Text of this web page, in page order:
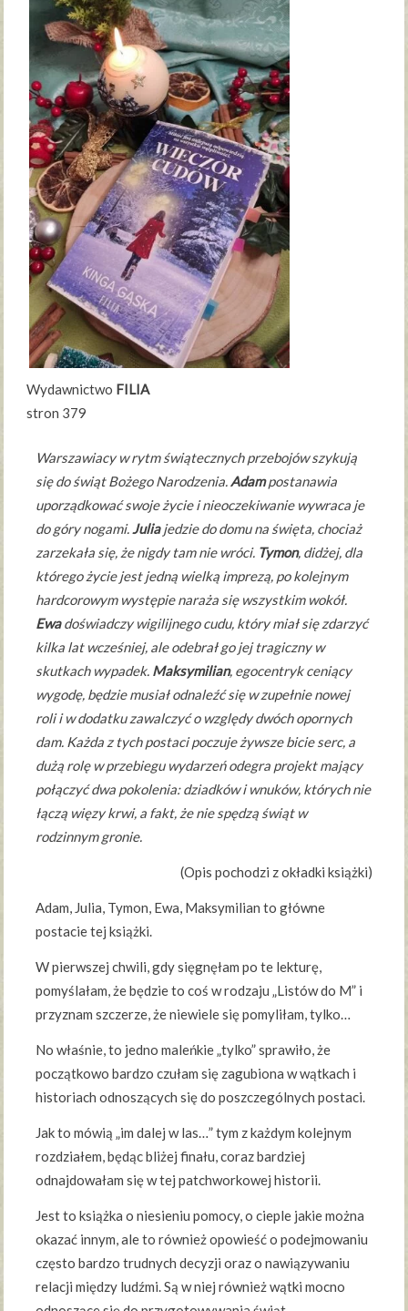
Wydawnictwo FILIA
stron 379
Warszawiacy w rytm świątecznych przebojów szykują
się do świąt Bożego Narodzenia. Adampostanawia
uporządkować swoje życie i nieoczekiwanie wywraca je
do góry nogami. Juliajedzie do domu na święta, chociaż
zarzekała się, że nigdy tam nie wróci. Tymon, didżej, dla
którego życie jest jedną wielką imprezą, po kolejnym
hardcorowym występie naraża się wszystkim wokół.
Ewadoświadczy wigilijnego cudu, który miał się zdarzyć
kilka lat wcześniej, ale odebrał go jej tragiczny w
skutkach wypadek. Maksymilian, egocentryk ceniący
wygodę, będzie musiał odnaleźć się w zupełnie nowej
roli i w dodatku zawalczyć o względy dwóch opornych
dam. Każda z tych postaci poczuje żywsze bicie serc, a
dużą rolę w przebiegu wydarzeń odegra projekt mający
połączyć dwa pokolenia: dziadków i wnuków, których nie
łączą więzy krwi, a fakt, że nie spędzą świąt w
rodzinnym gronie.
(Opis pochodzi z okładki książki)
Adam, Julia, Tymon, Ewa, Maksymilian to główne
postacie tej książki.
W pierwszej chwili, gdy sięgnęłam po te lekturę,
pomyślałam, że będzie to coś w rodzaju „Listów do M” i
przyznam szczerze, że niewiele się pomyliłam, tylko…
No właśnie, to jedno maleńkie „tylko” sprawiło, że
początkowo bardzo czułam się zagubiona w wątkach i
historiach odnoszących się do poszczególnych postaci.
Jak to mówią „im dalej w las…” tym z każdym kolejnym
rozdziałem, będąc bliżej finału, coraz bardziej
odnajdowałam się w tej patchworkowej historii.
Jest to książka o niesieniu pomocy, o cieple jakie można
okazać innym, ale to również opowieść o podejmowaniu
często bardzo trudnych decyzji oraz o nawiązywaniu
relacji między ludźmi. Są w niej również wątki mocno